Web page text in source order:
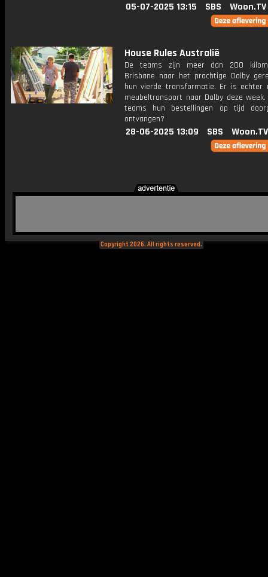
05-07-2025 13:15 SBS Woon.TV
House Rules Australië
De teams zijn meer dan 200
Brisbane naar het prachtige Dalby
hun vierde transformatie. Er is echter
meubeltransport naar Dalby deze
teams hun bestellingen op tijd
ontvangen?
28-06-2025 13:09 SBS Woon.TV
Copyright 2026. All rights reserved.